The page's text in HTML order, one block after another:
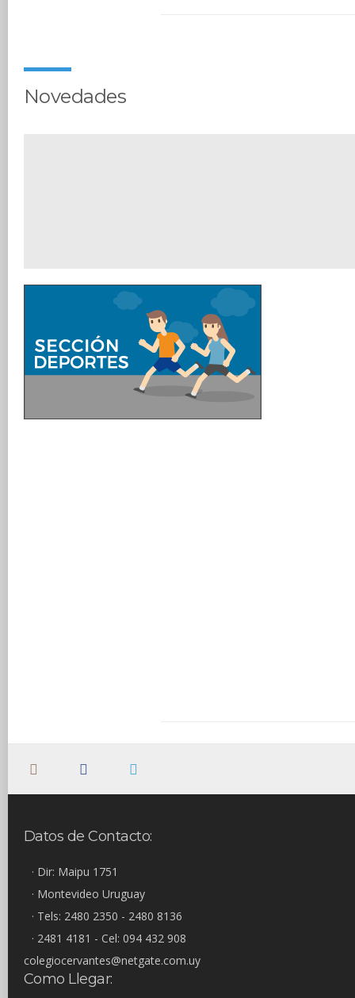
Novedades
Datos de Contacto:
· Dir: Maipu 1751
· Montevideo Uruguay
· Tels: 2480 2350 - 2480 8136
· 2481 4181 - Cel: 094 432 908
colegiocervantes@netgate.com.uy
Como Llegar: